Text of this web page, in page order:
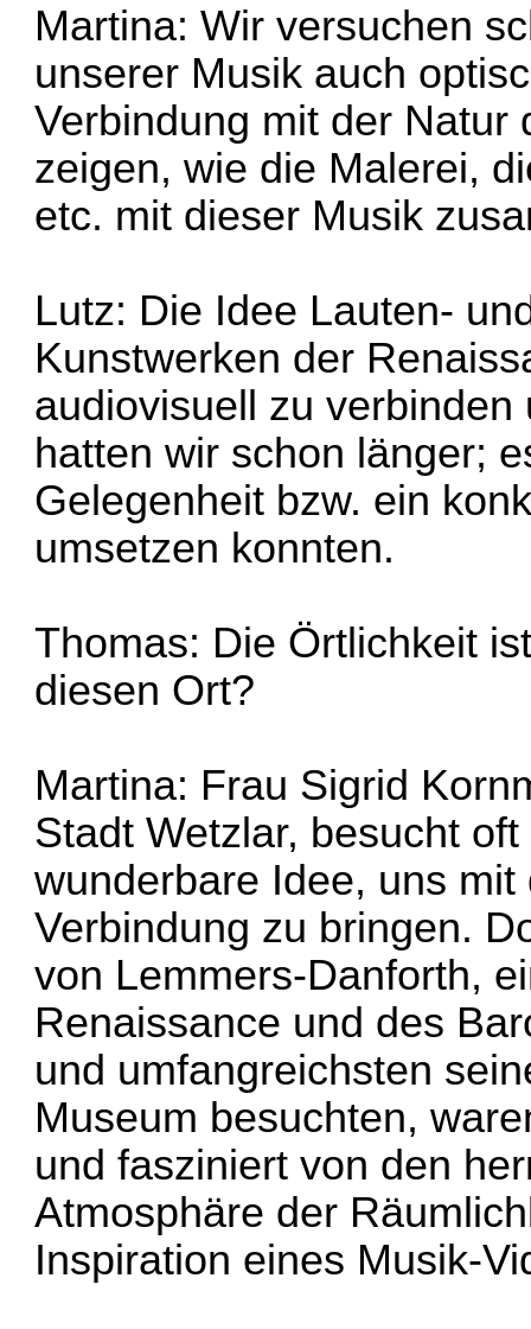
Martina: Wir versuchen
unserer Musik auch
Verbindung mit der Natur
zeigen, wie die Malerei,
etc. mit dieser Musik
Lutz: Die Idee Lauten-
Kunstwerken der
audiovisuell zu
hatten wir schon länger;
Gelegenheit bzw. ein
umsetzen konnten.
Thomas: Die Örtlichkeit
diesen Ort?
Martina: Frau Sigrid
Stadt Wetzlar, besucht
wunderbare Idee, uns
Verbindung zu bringen.
von Lemmers-Danforth,
Renaissance und des
und umfangreichsten
Museum besuchten,
und fasziniert von den
Atmosphäre der
Inspiration eines Musik-